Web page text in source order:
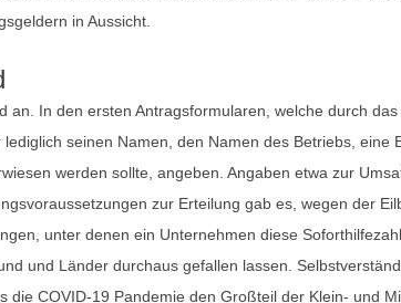
in Aussicht.
an. In den ersten Antragsformularen, welche durch
seinen Namen, den Namen des Betriebs, eine
werden sollte, angeben. Angaben etwa zur
zur Erteilung gab es, wegen der
unter denen ein Unternehmen diese
und Länder durchaus gefallen lassen.
COVID-19 Pandemie den Großteil der Klein- und